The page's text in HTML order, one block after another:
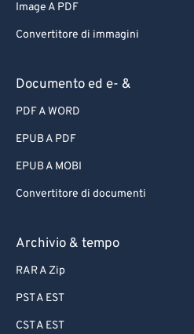
Image A PDF
Convertitore di immagini
Documento ed e- &
PDF A WORD
EPUB A PDF
EPUB A MOBI
Convertitore di documenti
Archivio & tempo
RAR A Zip
PST A EST
CST A EST